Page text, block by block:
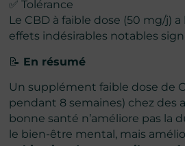
✅ Tolérance
Le CBD à faible dose (50 mg/j)
effets indésirables notables
📝 En résumé
Un supplément faible dose de
pendant 8 semaines) chez des
bonne santé n’améliore pas la
le bien-être mental, mais